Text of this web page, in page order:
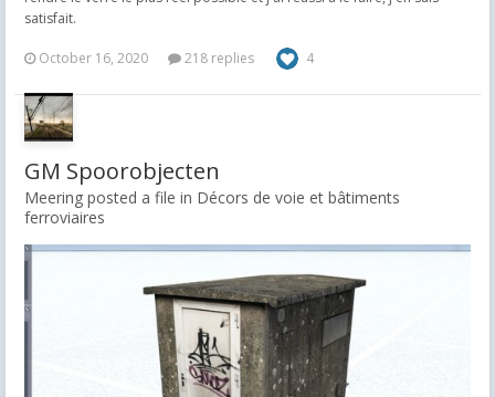
satisfait.
October 16, 2020 218 replies 4
GM Spoorobjecten
Meering posted a file in Décors de voie et bâtiments
ferroviaires